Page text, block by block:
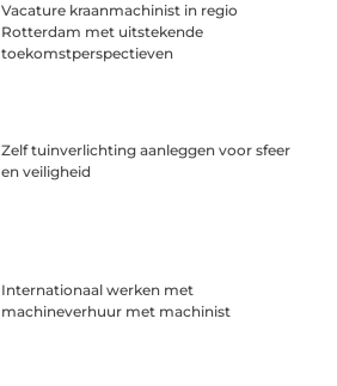
Vacature kraanmachinist in regio
Rotterdam met uitstekende
toekomstperspectieven
Zelf tuinverlichting aanleggen voor sfeer
en veiligheid
Internationaal werken met
machineverhuur met machinist